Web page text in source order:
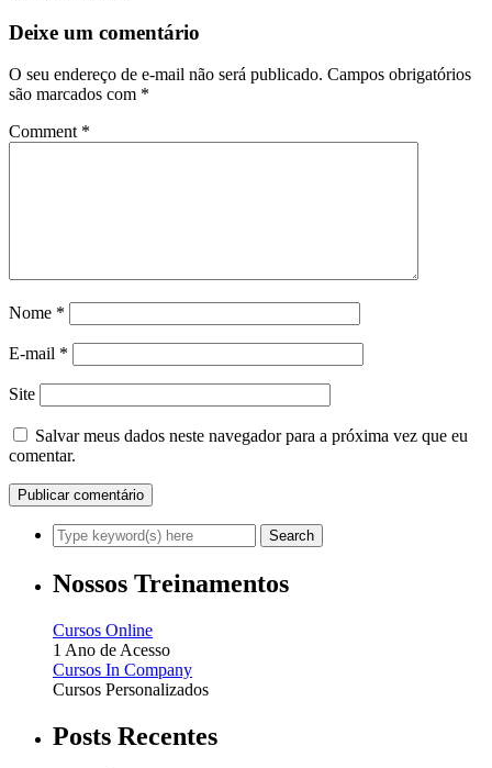
Deixe um comentário
O seu endereço de e-mail não será publicado. Campos obrigatórios
são marcados com *
Comment *
Nome *
E-mail *
Site
Salvar meus dados neste navegador para a próxima vez que eu
comentar.
Nossos Treinamentos
Cursos Online
1 Ano de Acesso
Cursos In Company
Cursos Personalizados
Posts Recentes